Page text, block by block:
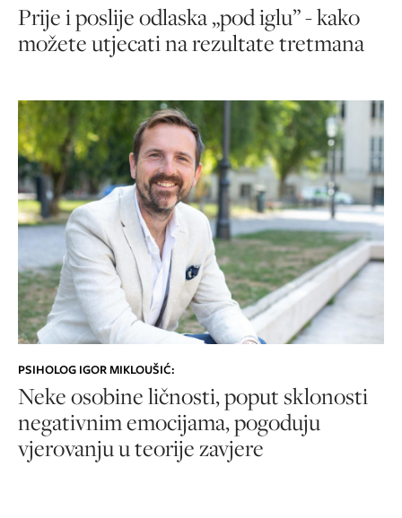
Prije i poslije odlaska „pod iglu” - kako
možete utjecati na rezultate tretmana
PSIHOLOG IGOR MIKLOUŠIĆ:
Neke osobine ličnosti, poput sklonosti
negativnim emocijama, pogoduju
vjerovanju u teorije zavjere